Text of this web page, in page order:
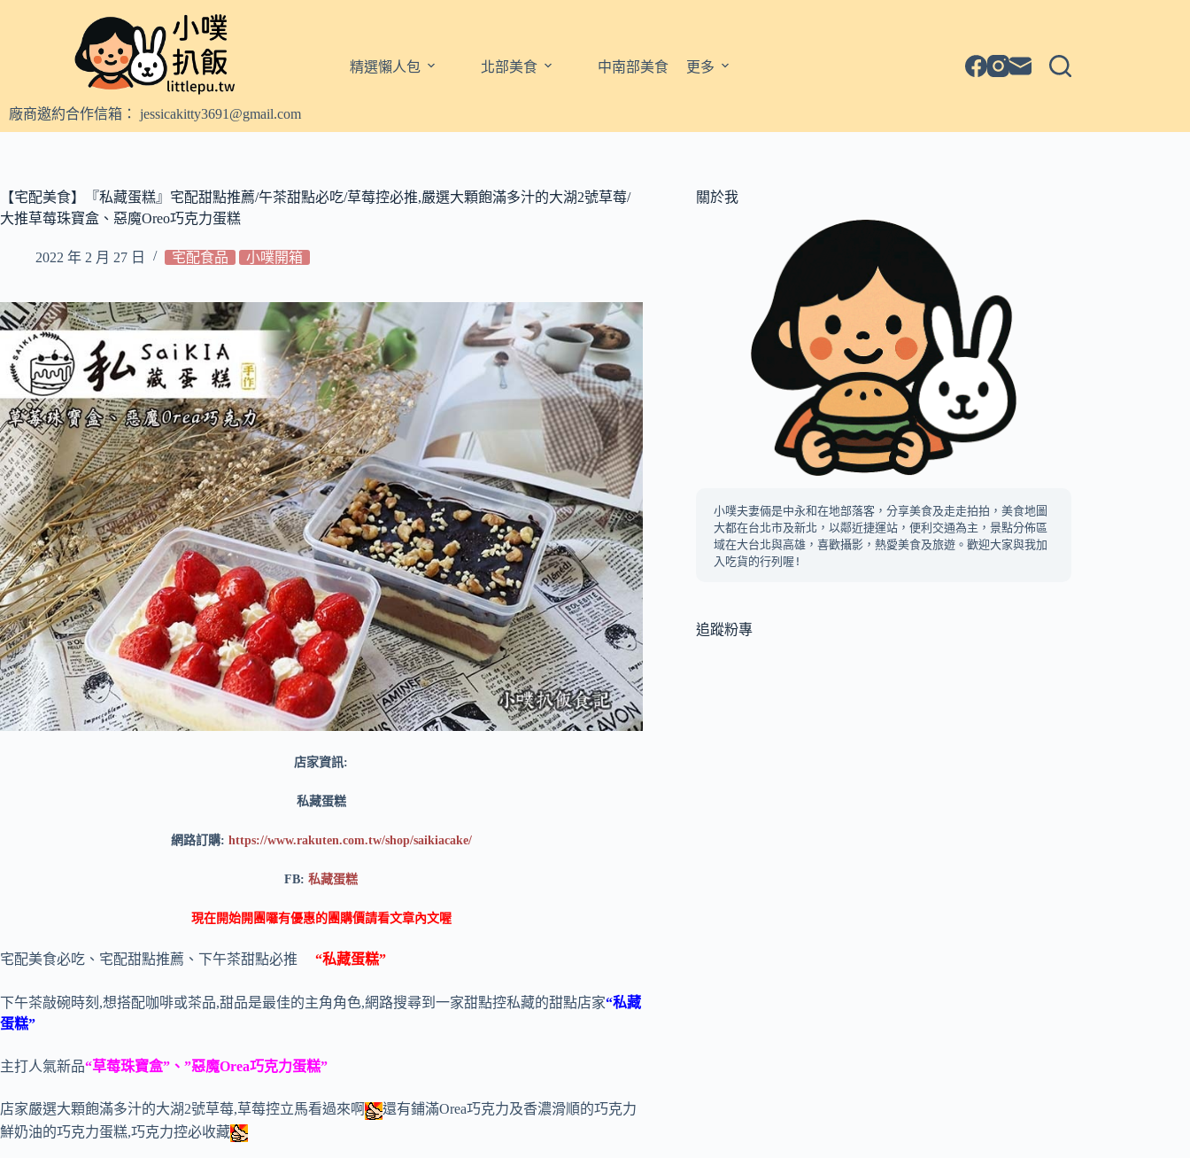
容廠商邀約合作信箱： jessicakitty3691@gmail.com
精選懶人包 北部美食 中南部美食 更多
【宅配美食】『私藏蛋糕』宅配甜點推薦/午茶甜點必吃/草莓控必推,嚴選大顆飽滿多汁的大湖2號草莓/
大推草莓珠寶盒、惡魔Oreo巧克力蛋糕
2022 年 2 月 27 日 宅配食品 小噗開箱
店家資訊:
私藏蛋糕
網路訂購: https://www.rakuten.com.tw/shop/saikiacake/
FB:私藏蛋糕
現在開始開團囉有優惠的團購價請看文章內文喔
宅配美食必吃、宅配甜點推薦、下午茶甜點必推 “私藏蛋糕”
下午茶敲碗時刻,想搭配咖啡或茶品,甜品是最佳的主角角色,網路搜尋到一家甜點控私藏的甜點店家“私藏
蛋糕”
主打人氣新品“草莓珠寶盒”、”惡魔Orea巧克力蛋糕”
店家嚴選大顆飽滿多汁的大湖2號草莓,草莓控立馬看過來啊
還有鋪滿Orea巧克力及香濃滑順的巧克力
鮮奶油的巧克力蛋糕,巧克力控必收藏
關於我
小噗夫妻倆是中永和在地部落客，分享美食及走走拍拍，美食地圖
大都在台北市及新北，以鄰近捷運站，便利交通為主，景點分佈區
域在大台北與高雄，喜歡攝影，熱愛美食及旅遊。歡迎大家與我加
入吃貨的行列喔!
追蹤粉專